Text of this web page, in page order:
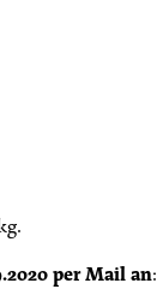
per Mail an: